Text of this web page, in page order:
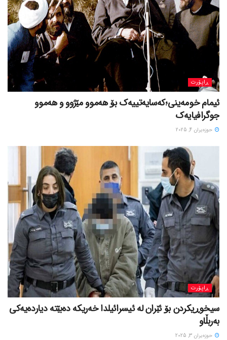
ڕاپۆرت
ئیمام خومەینی؛کەسایەتییەک بۆ هەموو مێژوو و هەموو
جوگرافیایەک
حوزه‌یران 4, 2025
ڕاپۆرت
سیخوڕیکردن بۆ ئێران لە ئیسرائیلدا خەریکە دەبێتە دیاردەیەکی
بەربڵاو
حوزه‌یران 3, 2025